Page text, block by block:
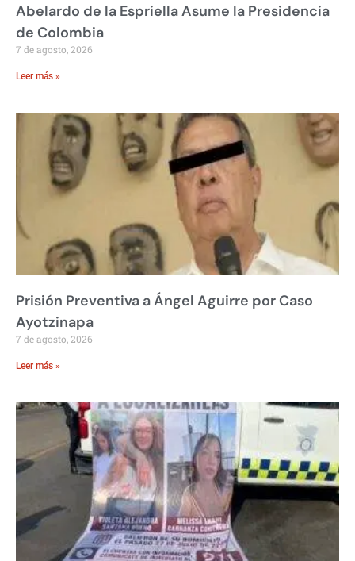
Abelardo de la Espriella Asume la Presidencia
de Colombia
7 de agosto, 2026
Leer más »
Prisión Preventiva a Ángel Aguirre por Caso
Ayotzinapa
7 de agosto, 2026
Leer más »